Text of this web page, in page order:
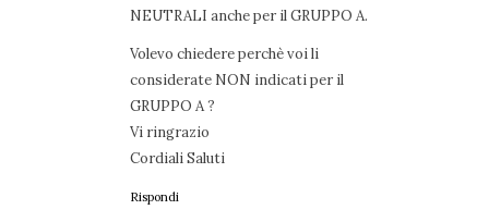
NEUTRALI anche per il GRUPPO A.
Volevo chiedere perchè voi li
considerate NON indicati per il
GRUPPO A ?
Vi ringrazio
Cordiali Saluti
Rispondi